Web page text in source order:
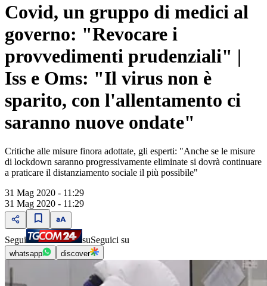
Covid, un gruppo di medici al
governo: "Revocare i
provvedimenti prudenziali" |
Iss e Oms: "Il virus non è
sparito, con l'allentamento ci
saranno nuove ondate"
Critiche alle misure finora adottate, gli esperti: "Anche se le misure
di lockdown saranno progressivamente eliminate si dovrà continuare
a praticare il distanziamento sociale il più possibile"
31 Mag 2020 - 11:29
31 Mag 2020 - 11:29
Segui suSeguici su
whatsapp discover